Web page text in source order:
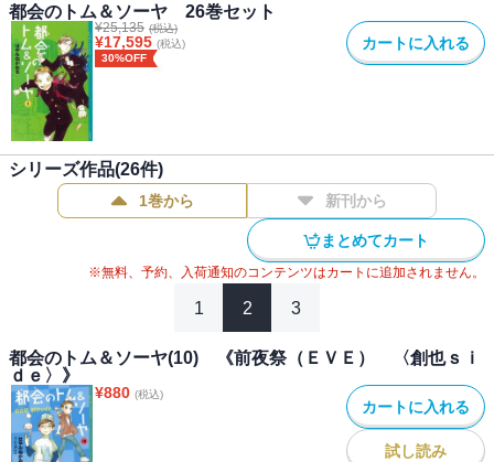
都会のトム＆ソーヤ 26巻セット
¥25,135 (税込)
¥17,595 (税込)
30%OFF
カートに入れる
シリーズ作品(26件)
1巻から 新刊から
まとめてカート
※無料、予約、入荷通知のコンテンツはカートに追加されません。
1 2 3
都会のトム＆ソーヤ(10) 《前夜祭（ＥＶＥ） 〈創也ｓｉ
ｄｅ〉》
¥880 (税込)
カートに入れる
試し読み